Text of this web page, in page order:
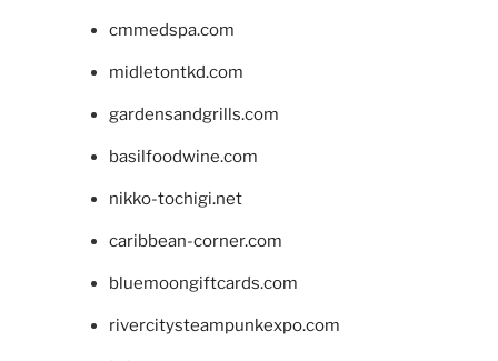
cmmedspa.com
midletontkd.com
gardensandgrills.com
basilfoodwine.com
nikko-tochigi.net
caribbean-corner.com
bluemoongiftcards.com
rivercitysteampunkexpo.com